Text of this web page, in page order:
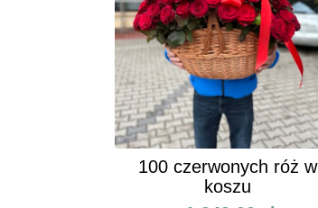
100 czerwonych róż w
koszu